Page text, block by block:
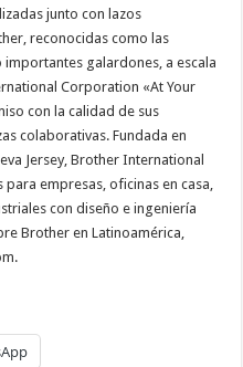
junto con lazos
reconocidas como las
galardones, a escala
Corporation «At Your
con la calidad de sus
colaborativas. Fundada en
Jersey, Brother International
empresas, oficinas en casa,
con diseño e ingeniería
Brother en Latinoamérica,
.